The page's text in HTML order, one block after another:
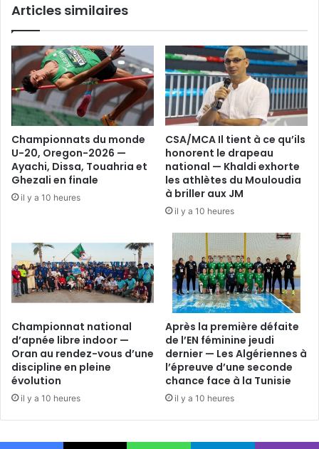
Articles similaires
Championnats du monde
U-20, Oregon-2026 —
Ayachi, Dissa, Touahria et
Ghezali en finale
il y a 10 heures
CSA/MCA Il tient à ce qu’ils
honorent le drapeau
national — Khaldi exhorte
les athlètes du Mouloudia
à briller aux JM
il y a 10 heures
Championnat national
d’apnée libre indoor —
Oran au rendez-vous d’une
discipline en pleine
évolution
il y a 10 heures
Après la première défaite
de l’EN féminine jeudi
dernier — Les Algériennes à
l’épreuve d’une seconde
chance face à la Tunisie
il y a 10 heures